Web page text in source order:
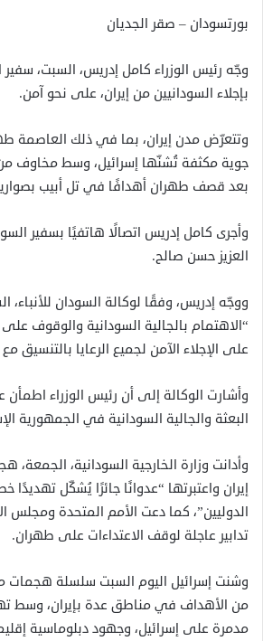
بورتسودان – صقر الجديان
وجّه رئيس الوزراء كامل إدريس، السبت،
بإجلاء السودانيين من إيران، على نحو آمن.
وتتعرّض مدن إيران، بما في ذلك العاصمة
جوية مكثفة تُشنّها إسرائيل، وسط مخاوف من
بعد قصف طهران أهدافًا في تل أبيب
وأجرى كامل إدريس اتصالًا هاتفيًا بسفير
العزيز حسن صالح.
ووجّه إدريس، وفقًا لوكالة السودان للأنباء،
“الاهتمام بالجالية السودانية والوقوف
على الإجلاء الآمن لجميع الرعايا بالتنسيق
وأشارت الوكالة إلى أن رئيس الوزراء
البعثة والجالية السودانية في الجمهورية
وأدانت وزارة الخارجية السودانية، الجمعة،
إيران واعتبرتها “عدوانًا جائرًا يُشكّل تهديدًا
الدوليين”، كما دعت الأمم المتحدة ومجلس
تدابير عاجلة لوقف الاعتداءات على طهران.
وشنت إسرائيل اليوم السبت سلسلة
من الأهداف في مناطق عدة بإيران، وسط
مدمرة على إسرائيل، وجهود دبلوماسية